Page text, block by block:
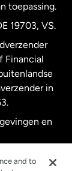
toepassing.
19703, VS.
Financial
in
en
and to